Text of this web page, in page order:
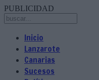
PUBLICIDAD
Inicio
Lanzarote
Canarias
Sucesos